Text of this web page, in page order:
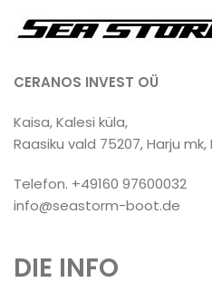
CERANOS INVEST OÜ
Kaisa, Kalesi küla,
Raasiku vald 75207, Harju mk,
Telefon. +49160 97600032
info@seastorm-boot.de
DIE INFO